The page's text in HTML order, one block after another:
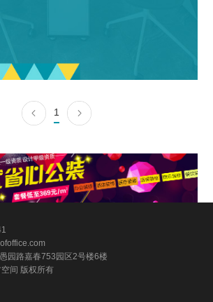
1
园路嘉春753园区2号楼6楼
间 版权所有